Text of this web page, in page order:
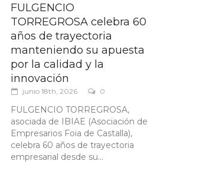
FULGENCIO
TORREGROSA celebra 60
años de trayectoria
manteniendo su apuesta
por la calidad y la
innovación
junio 18th, 2026 0
FULGENCIO TORREGROSA,
asociada de IBIAE (Asociación de
Empresarios Foia de Castalla),
celebra 60 años de trayectoria
empresarial desde su...